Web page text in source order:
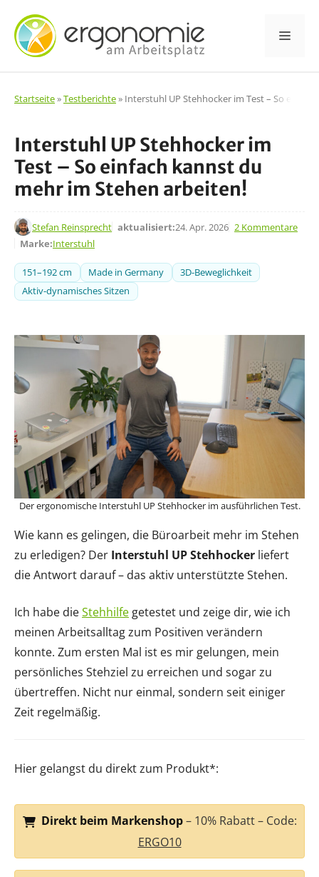
Inhalt
springen
Startseite»Testberichte» Interstuhl UP Stehhocker im Test – So
Interstuhl UP Stehhocker im
Test – So einfach kannst du
mehr im Stehen arbeiten!
Stefan Reinsprecht aktualisiert:24. Apr. 2026
14. März 2022
2 Kommentare
Marke:Interstuhl
151–192 cm Made in Germany
3D-Beweglichkeit
Aktiv-dynamisches Sitzen
Der ergonomische Interstuhl UP Stehhocker im ausführlichen Test.
Wie kann es gelingen, die Büroarbeit mehr im Stehen
zu erledigen? Der Interstuhl UP Stehhocker liefert
die Antwort darauf – das aktiv unterstützte Stehen.
Ich habe dieStehhilfe getestet und zeige dir, wie ich
meinen Arbeitsalltag zum Positiven verändern
konnte. Zum ersten Mal ist es mir gelungen, mein
persönliches Stehziel zu erreichen und sogar zu
übertreffen. Nicht nur einmal, sondern seit einiger
Zeit regelmäßig.
Hier gelangst du direkt zum Produkt*:
Direkt beim Markenshop– 10% Rabatt – Code:
ERGO10